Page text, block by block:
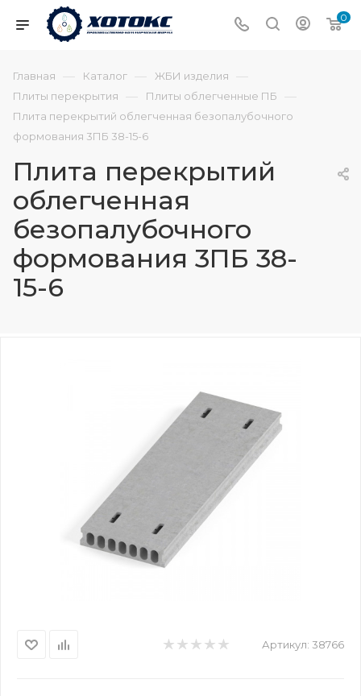
0
Главная — Каталог — ЖБИ изделия —
Плиты перекрытия — Плиты облегченные ПБ —
Плита перекрытий облегченная безопалубочного
формования 3ПБ 38-15-6
Плита перекрытий
облегченная
безопалубочного
формования 3ПБ 38-
15-6
Артикул: 38766